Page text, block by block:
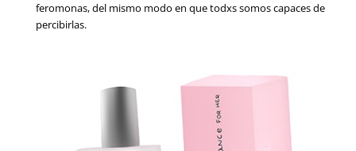
feromonas, del mismo modo en que todxs somos capaces de
percibirlas.